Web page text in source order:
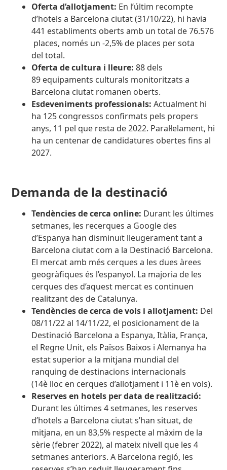
Oferta d’allotjament: En l’últim recompte
d’hotels a Barcelona ciutat (31/10/22), hi havia
441 establiments oberts amb un total de 76.576​
places, només un -2,5% de places per sota
del total.
Oferta de cultura i lleure:88 dels
89 equipaments culturals monitoritzats a
Barcelona ciutat romanen oberts.
Esdeveniments professionals:Actualment hi
ha 125 congressos confirmats pels propers
anys, 11 pel que resta de 2022. Paral·lelament, hi
ha un centenar de candidatures obertes fins al
2027.
Demanda de la destinació
Tendències de cerca online: Durant les últimes
setmanes, les recerques a Google des
d’Espanya han disminuït lleugerament tant a
Barcelona ciutat com a la Destinació Barcelona.
El mercat amb més cerques a les dues àrees
geogràfiques és l’espanyol. La majoria de les
cerques des d’aquest mercat es continuen
realitzant des de Catalunya.
Tendències de cerca de vols i allotjament: Del
08/11/22 al 14/11/22, el posicionament de la
Destinació Barcelona a Espanya, Itàlia, França,
el Regne Unit, els Països Baixos i Alemanya ha
estat superior a la mitjana mundial del
ranquing de destinacions internacionals
(14è lloc en cerques d’allotjament i 11è en vols).
Reserves en hotels per data de realització:
Durant les últimes 4 setmanes, les reserves
d’hotels a Barcelona ciutat s’han situat, de
mitjana, en un 83,5% respecte al màxim de la
sèrie (febrer 2022), al mateix nivell que les 4
setmanes anteriors. A Barcelona regió, les